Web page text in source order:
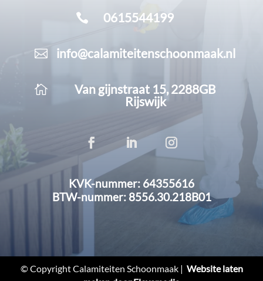
 0615544199
 info@calamiteitenschoonmaak.nl

Van gijnstraat 15, 2288GB
Rijswijk
KVK-nummer: 64355616
BTW-nummer: 8556.30.218B01
© Copyright Calamiteiten Schoonmaak | Website laten